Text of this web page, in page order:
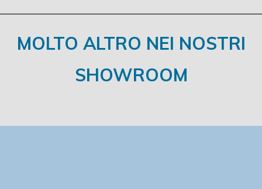
MOLTO ALTRO NEI NOSTRI
SHOWROOM